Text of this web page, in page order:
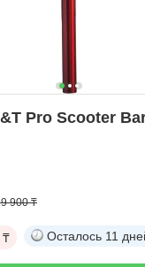
Pro Scooter
900 ₸
₸ Осталось 11